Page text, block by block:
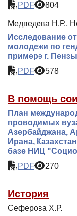
PDF
804
Медведева Н.Р.,
Исследование
молодежи по
примере г. Пензы
PDF
578
В помощь
План
проводимых
Азербайджана,
Ирана,
базе НИЦ
PDF
270
История
Сеферова Х.Р.